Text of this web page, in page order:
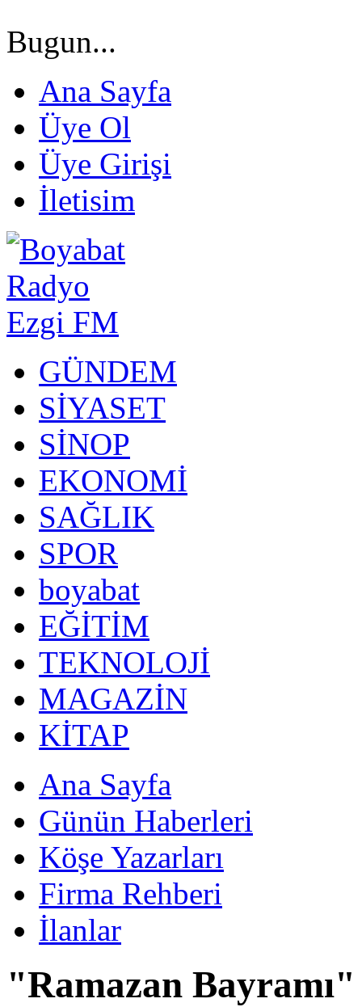
Bugun...
Ana Sayfa
Üye Ol
Üye Girişi
İletisim
GÜNDEM
SİYASET
SİNOP
EKONOMİ
SAĞLIK
SPOR
boyabat
EĞİTİM
TEKNOLOJİ
MAGAZİN
KİTAP
Ana Sayfa
Günün Haberleri
Köşe Yazarları
Firma Rehberi
İlanlar
"Ramazan